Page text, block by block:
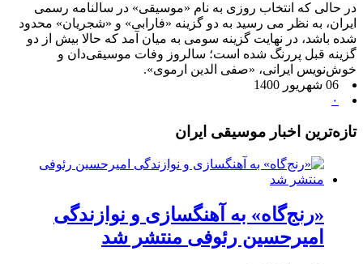
در حالی که انتخاب روزی به نام «موسیقی» در سالنامه رسمی
ایران، به نظر می رسید به دو گزینه «فارابی» و «شجریان» محدود
شده باشد، در نهایت گزینه سومی به میان آمد که حالا بیش از دو
گزینه قبل پررنگ شده است؛ سالروز وفات موسیقی‌دان و
خوش‌نویس ایرانی، «صفی الدین ارموی».
06 شهریور 1400
۰
تازه‌ترین اخبار موسیقی ایران
«رنج‌گاه» به آهنگسازی و نوازندگی
امیرحسین رئوفی منتشر شد